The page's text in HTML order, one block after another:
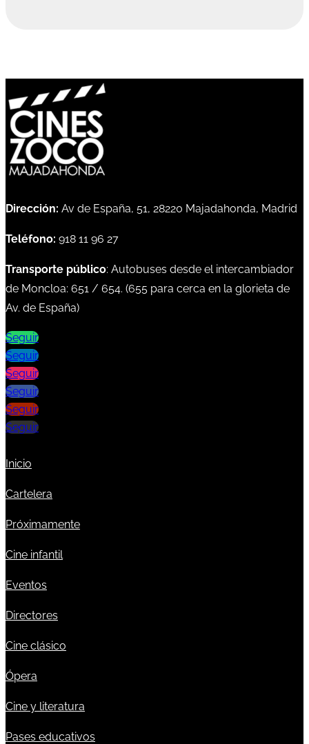
Dirección: Av de España, 51, 28220 Majadahonda, Madrid
Teléfono: 918 11 96 27
Transporte público: Autobuses desde el intercambiador
de Moncloa: 651 / 654. (655 para cerca en la glorieta de
Av. de España)
Seguir
Seguir
Seguir
Seguir
Seguir
Seguir
Inicio
Cartelera
Próximamente
Cine infantil
Eventos
Directores
Cine clásico
Ópera
Cine y literatura
Pases educativos